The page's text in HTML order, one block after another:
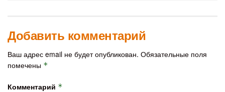
Добавить комментарий
Ваш адрес email не будет опубликован. Обязательные поля
помечены *
Комментарий *